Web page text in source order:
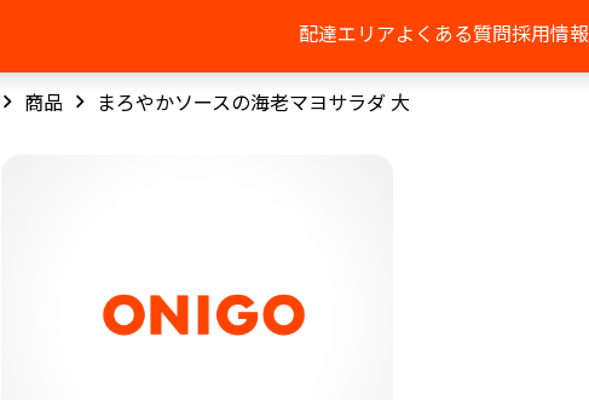
配達エリアよくある質問採用情報
商品 まろやかソースの海老マヨサラダ 大